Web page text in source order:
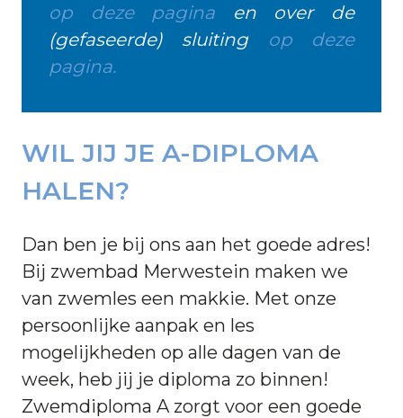
op deze pagina en over de
(gefaseerde) sluiting op deze
pagina.
WIL JIJ JE A-DIPLOMA
HALEN?
Dan ben je bij ons aan het goede adres!
Bij zwembad Merwestein maken we
van zwemles een makkie. Met onze
persoonlijke aanpak en les
mogelijkheden op alle dagen van de
week, heb jij je diploma zo binnen!
Zwemdiploma A zorgt voor een goede